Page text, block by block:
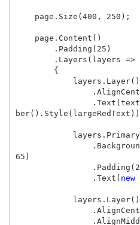
page . Size ( 400 , 250 );
page . Content ()
. Padding ( 25 )
. Layers ( layers =>
{
layers . Layer()
.
. Text ( text
ber(). Style ( largeRedText
layers .
.
65 )
. Padding (
. Text ( new
layers . Layer()
.
.